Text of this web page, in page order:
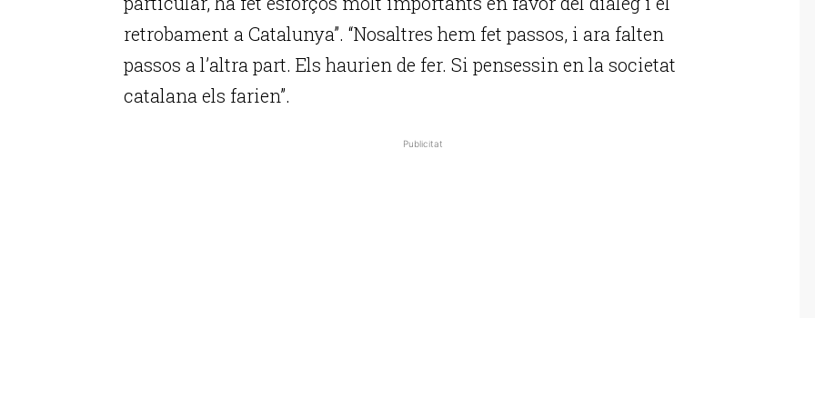
retrobament a Catalunya”. “Nosaltres hem fet passos, i ara falten
passos a l’altra part. Els haurien de fer. Si pensessin en la societat
catalana els farien”.
Publicitat